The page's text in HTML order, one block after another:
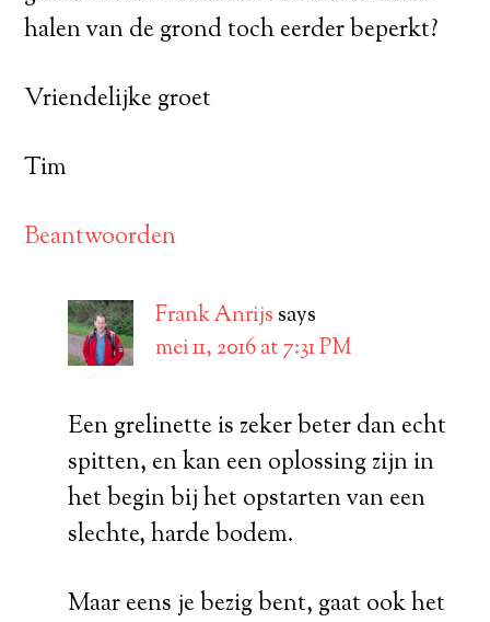
halen van de grond toch eerder beperkt?
Vriendelijke groet
Tim
Beantwoorden
Frank Anrijs says
mei 11, 2016 at 7:31 PM
Een grelinette is zeker beter dan echt
spitten, en kan een oplossing zijn in
het begin bij het opstarten van een
slechte, harde bodem.
Maar eens je bezig bent, gaat ook het